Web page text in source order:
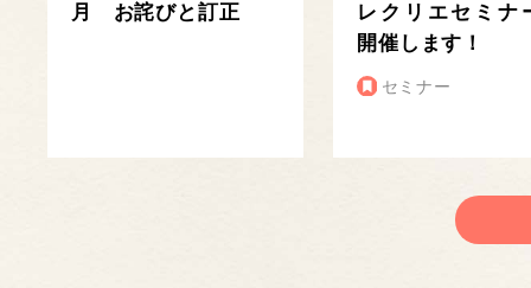
月 お詫びと訂正
レクリエセミナ
開催します！
セミナー